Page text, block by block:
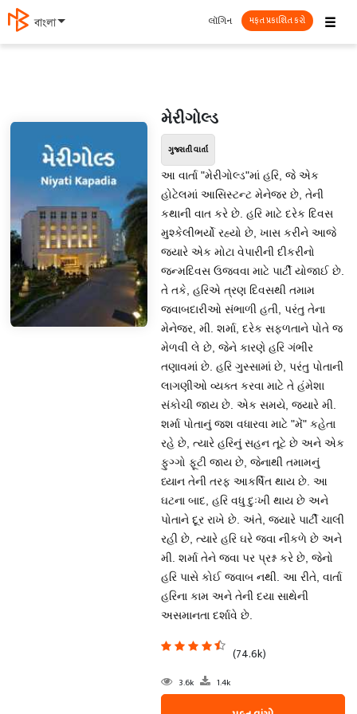
বাংলা ☰
લૉગિન મફત પ્રકાશિત કરો
મેરીગોલ્ડ
ગુજરાતી વાર્તા
આ વાર્તા "મેરીગોલ્ડ"માં હરિ, જે એક
હોટેલમાં આસિસ્ટન્ટ મેનેજર છે, તેની
કથાની વાત કરે છે. હરિ માટે દરેક દિવસ
મુશ્કેલીભર્યો રહ્યો છે, ખાસ કરીને આજે
જ્યારે એક મોટા વેપારીની દીકરીનો
જન્મદિવસ ઉજવવા માટે પાર્ટી યોજાઈ છે.
તે તકે, હરિએ ત્રણ દિવસથી તમામ
જવાબદારીઓ સંભાળી હતી, પરંતુ તેના
મેનેજર, મી. શર્મા, દરેક સફળતાને પોતે જ
મેળવી લે છે, જેને કારણે હરિ ગંભીર
તણાવમાં છે. હરિ ગુસ્સામાં છે, પરંતુ પોતાની
લાગણીઓ વ્યક્ત કરવા માટે તે હંમેશા
સંકોચી જાય છે. એક સમયે, જ્યારે મી.
શર્મા પોતાનું જશ વધારવા માટે "મેં" કહેતા
રહે છે, ત્યારે હરિનું સહન તૂટે છે અને એક
ફુગ્ગો ફૂટી જાય છે, જેનાથી તમામનું
ધ્યાન તેની તરફ આકર્ષિત થાય છે. આ
ઘટના બાદ, હરિ વધુ દુઃખી થાય છે અને
પોતાને દૂર રાખે છે. અંતે, જ્યારે પાર્ટી ચાલી
રહી છે, ત્યારે હરિ ઘરે જવા નીકળે છે અને
મી. શર્મા તેને જવા પર પ્રશ્ન કરે છે, જેનો
હરિ પાસે કોઈ જવાબ નથી. આ રીતે, વાર્તા
હરિના કામ અને તેની દયા સાથેની
અસમાનતા દર્શાવે છે.
(74.6k)
3.6k 1.4k